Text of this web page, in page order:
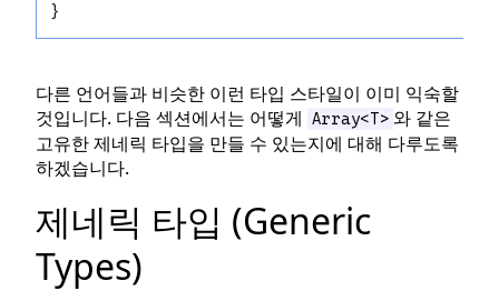
}
다른 언어들과 비슷한 이런 타입 스타일이 이미 익숙할
것입니다. 다음 섹션에서는 어떻게
Array<T> 와 같은
고유한 제네릭 타입을 만들 수 있는지에 대해 다루도록
하겠습니다.
제네릭 타입 (Generic
Types)